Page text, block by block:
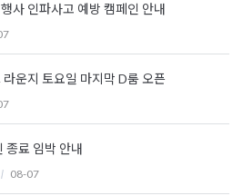
사 인파사고 예방 캠페인 안내
운지 토요일 마지막 D룸 오픈
종료 임박 안내
08-07